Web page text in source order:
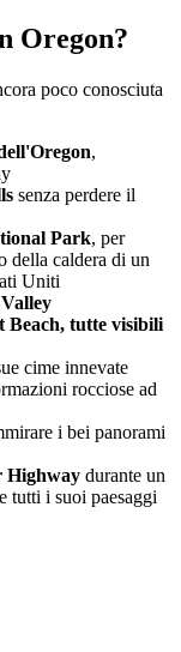
Oregon?
poco conosciuta
,
senza perdere il
Park, per
della caldera di un
Uniti
Beach, tutte visibili
cime innevate
rocciose ad
i bei panorami
Highway durante un
tutti i suoi paesaggi